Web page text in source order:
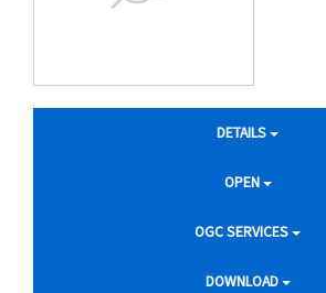
DETAILS
OPEN
OGC SERVICES
DOWNLOAD